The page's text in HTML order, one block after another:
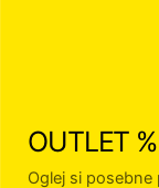
OUTLET %
Oglej si